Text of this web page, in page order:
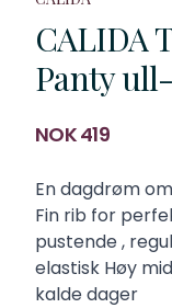
CALIDA
Panty
Produktdetaljer
NOK 419
Description
En dagdrøm
Fin rib for
pustende ,
elastisk Høy
kalde dager